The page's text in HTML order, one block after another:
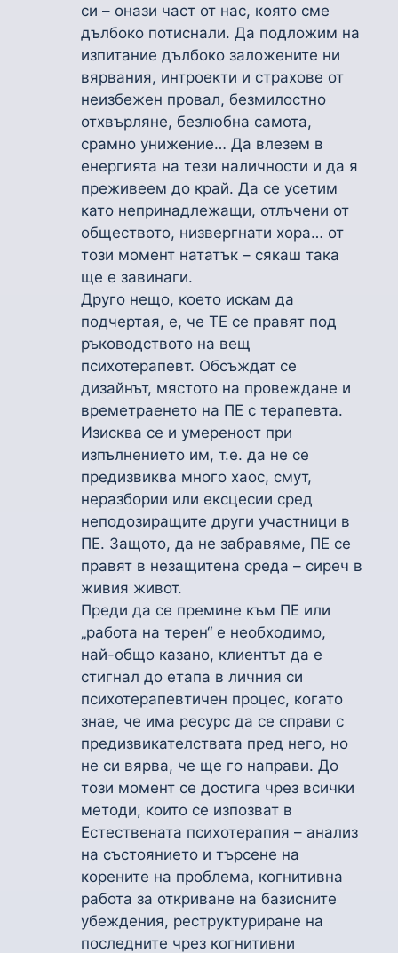
си – онази част от нас, която сме
дълбоко потиснали. Да подложим на
изпитание дълбоко заложените ни
вярвания, интроекти и страхове от
неизбежен провал, безмилостно
отхвърляне, безлюбна самота,
срамно унижение… Да влезем в
енергията на тези наличности и да я
преживеем до край. Да се усетим
като непринадлежащи, отлъчени от
обществото, низвергнати хора… от
този момент нататък – сякаш така
ще е завинаги.
Друго нещо, което искам да
подчертая, е, че ТЕ се правят под
ръководството на вещ
психотерапевт. Обсъждат се
дизайнът, мястото на провеждане и
времетраенето на ПЕ с терапевта.
Изисква се и умереност при
изпълнението им, т.е. да не се
предизвиква много хаос, смут,
неразбории или ексцесии сред
неподозиращите други участници в
ПЕ. Защото, да не забравяме, ПЕ се
правят в незащитена среда – сиреч в
живия живот.
Преди да се премине към ПЕ или
„работа на терен“ е необходимо,
най-общо казано, клиентът да е
стигнал до етапа в личния си
психотерапевтичен процес, когато
знае, че има ресурс да се справи с
предизвикателствата пред него, но
не си вярва, че ще го направи. До
този момент се достига чрез всички
методи, които се изпозват в
Естествената психотерапия – анализ
на състоянието и търсене на
корените на проблема, когнитивна
работа за откриване на базисните
убеждения, реструктуриране на
последните чрез когнитивни